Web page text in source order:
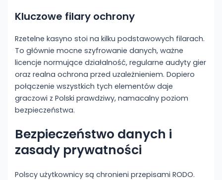
Kluczowe filary ochrony
Rzetelne kasyno stoi na kilku podstawowych filarach.
To głównie mocne szyfrowanie danych, ważne
licencje normujące działalność, regularne audyty gier
oraz realna ochrona przed uzależnieniem. Dopiero
połączenie wszystkich tych elementów daje
graczowi z Polski prawdziwy, namacalny poziom
bezpieczeństwa.
Bezpieczeństwo danych i
zasady prywatności
Polscy użytkownicy są chronieni przepisami RODO.